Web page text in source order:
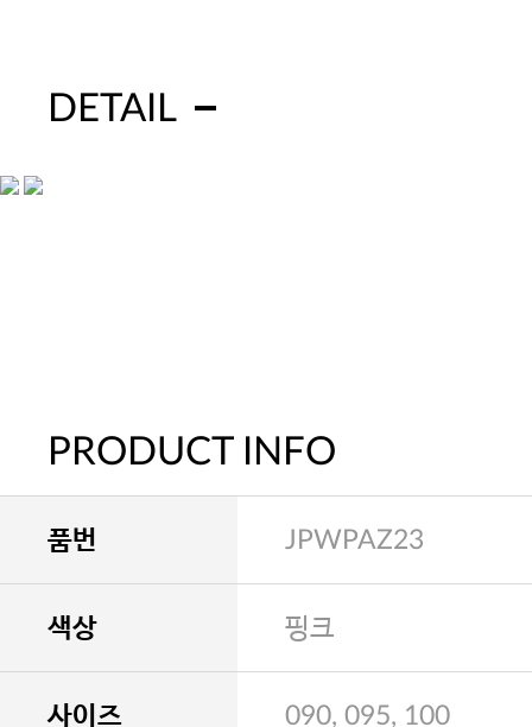
DETAIL
PRODUCT INFO
품번 JPWPAZ23
색상 핑크
사이즈 090, 095, 100